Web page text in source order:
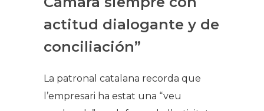
actitud dialogante y de
conciliación”
La patronal catalana recorda que
l’empresari ha estat una “veu